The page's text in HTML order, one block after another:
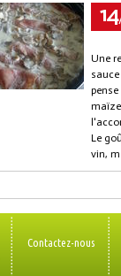
14
Une
Le
vin,
Contactez-nous